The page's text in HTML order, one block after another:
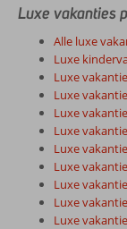
Luxe vakanties
Alle luxe
Luxe
Luxe
Luxe
Luxe
Luxe
Luxe
Luxe
Luxe
Luxe
Luxe